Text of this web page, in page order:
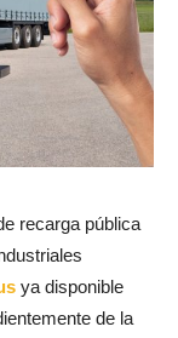
recarga pública
ya disponible
de la